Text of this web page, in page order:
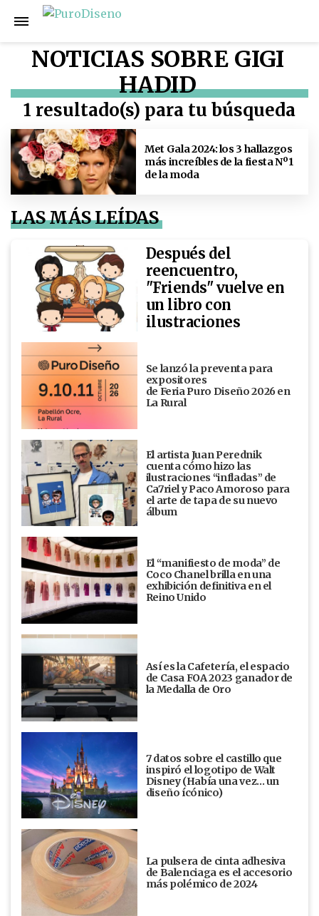
NOTICIAS SOBRE GIGI
HADID
1 resultado(s) para tu búsqueda
Met Gala 2024: los 3 hallazgos
más increíbles de la fiesta Nº1
de la moda
LAS MÁS LEÍDAS
Después del
reencuentro,
"Friends" vuelve en
un libro con
ilustraciones
Se lanzó la preventa para
expositores
de Feria Puro Diseño 2026 en
La Rural
El artista Juan Perednik
cuenta cómo hizo las
ilustraciones “infladas” de
Ca7riel y Paco Amoroso para
el arte de tapa de su nuevo
álbum
El “manifiesto de moda” de
Coco Chanel brilla en una
exhibición definitiva en el
Reino Unido
Así es la Cafetería, el espacio
de Casa FOA 2023 ganador de
la Medalla de Oro
7 datos sobre el castillo que
inspiró el logotipo de Walt
Disney (Había una vez... un
diseño ícónico)
La pulsera de cinta adhesiva
de Balenciaga es el accesorio
más polémico de 2024